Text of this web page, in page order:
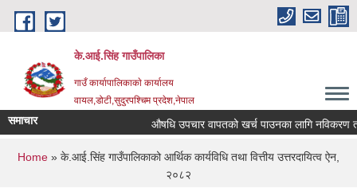
Skip to main content
के.आई.सिंह गाउँपालिका
गाउँ कार्यापालिकाकाे कार्यालय
वायल,डोटी,सुदुरपश्चिम प्रदेश,नेपाल
समाचार औषधि उपचार वापतको खर्च पाउनका लागि नविकरण तथा
You are here
Home » के.आई.सिंह गाउँपालिकाको आर्थिक कार्यविधि तथा वित्तीय उत्तरदायित्व ऐन,
२०८२